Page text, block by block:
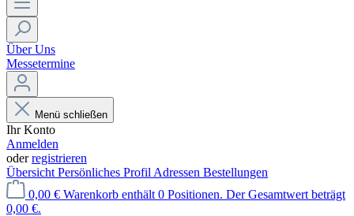
Über Uns
Messetermine
Menü schließen
Ihr Konto
Anmelden
oderregistrieren
Übersicht Persönliches Profil Adressen Bestellungen
0,00 € Warenkorb enthält 0 Positionen. Der Gesamtwert beträgt
0,00 €.